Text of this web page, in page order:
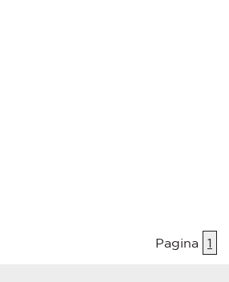
Pagina 1